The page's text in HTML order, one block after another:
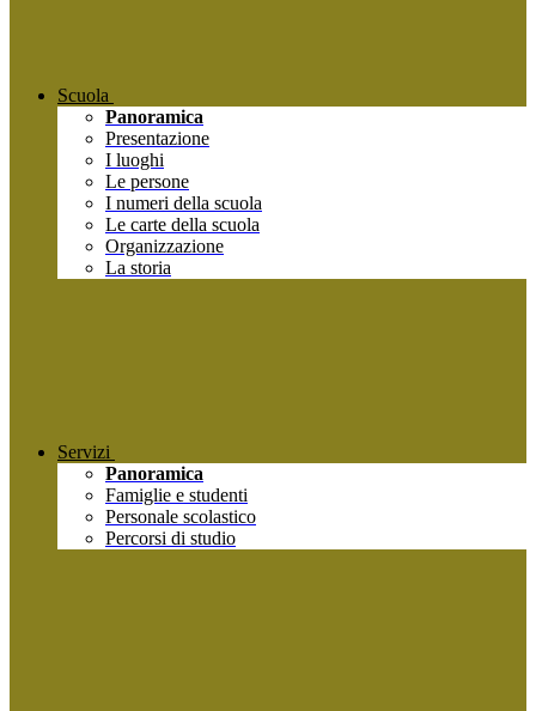
Scuola
Panoramica
Presentazione
I luoghi
Le persone
I numeri della scuola
Le carte della scuola
Organizzazione
La storia
Servizi
Panoramica
Famiglie e studenti
Personale scolastico
Percorsi di studio